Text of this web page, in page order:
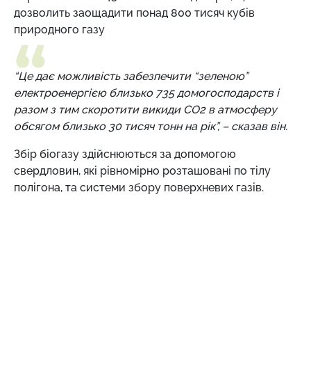
дозволить заощадити понад 800 тисяч кубів
природного газу
“Це дає можливість забезпечити “зеленою”
електроенергією близько 735 домогосподарств і
разом з тим скоротити викиди СО2 в атмосферу
обсягом близько 30 тисяч тонн на рік”, – сказав він.
Збір біогазу здійснюються за допомогою
свердловин, які рівномірно розташовані по тілу
полігона, та системи збору поверхневих газів.